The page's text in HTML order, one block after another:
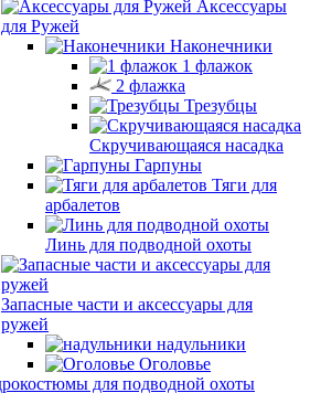
Аксессуары
для Ружей
Наконечники
1 флажок
2 флажка
Трезубцы
Скручивающаяся насадка
Гарпуны
Тяги для
арбалетов
Линь для подводной охоты
Запасные части и аксессуары для
ружей
надульники
Оголовье